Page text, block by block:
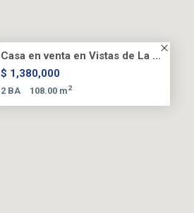
Casa en venta en Vistas de La ...
$ 1,380,000
2 BA 108.00 m2